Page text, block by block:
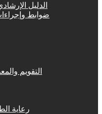
الدليل
ضوابط
التقويم
رعاية